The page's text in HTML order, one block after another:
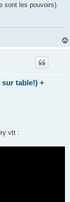
sont les pouvoirs).
sur table!) +
vtt :